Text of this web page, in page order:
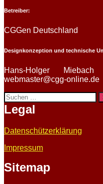
Betreiber:
CGGen Deutschland
Designkonzeption und technische
Hans-Holger
webmaster@cgg-online.de
Suchen
nach:
Legal
Datenschützerklärung
Impressum
Sitemap